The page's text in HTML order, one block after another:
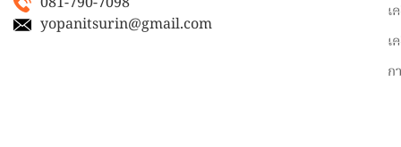
yopanitsurin@gmail.com
เ
เ
ก